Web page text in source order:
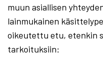
muun asiallisen
lainmukainen
oikeutettu etu, etenkin
tarkoituksiin: